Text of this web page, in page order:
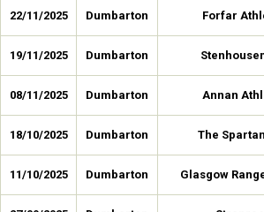
22/11/2025 Dumbarton Forfar
19/11/2025 Dumbarton
08/11/2025 Dumbarton Annan
18/10/2025 Dumbarton The
11/10/2025 Dumbarton Glasgow